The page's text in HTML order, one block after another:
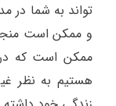
تواند به شما
و ممکن است
ممکن است که
هستیم به نظر